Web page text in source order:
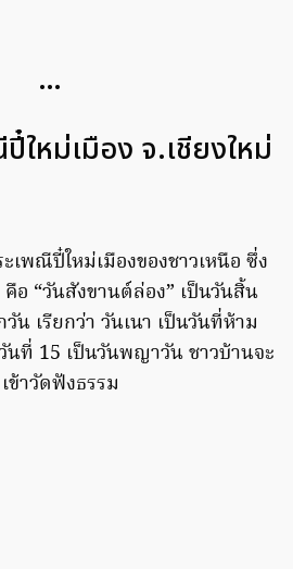
…
ใหม่เมือง จ.เชียงใหม่
เพณีปี๋ใหม่เมืองของชาวเหนือ ซึ่ง
อ “วันสังขานต์ล่อง” เป็นวันสิ้น
น เรียกว่า วันเนา เป็นวันที่ห้าม
ที่ 15 เป็นวันพญาวัน ชาวบ้านจะ
าวัดฟังธรรม